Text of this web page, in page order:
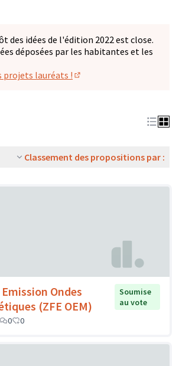
des idées de l'édition 2022 est close.
déposées par les habitantes et les
projets lauréats !
Classement des propositions par :
Ondes
(ZFE OEM)
Soumise
au vote
0 0